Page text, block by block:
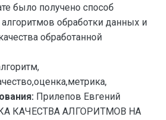
было получено способ
обработки данных и
обработанной
Прилепов Евгений
КАЧЕСТВА АЛГОРИТМОВ НА